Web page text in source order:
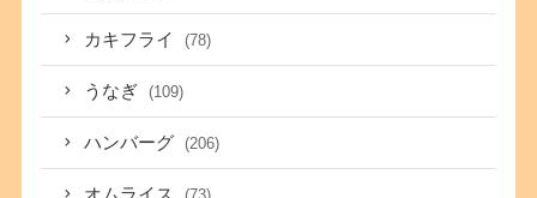
カキフライ (78)
うなぎ (109)
ハンバーグ (206)
オムライス